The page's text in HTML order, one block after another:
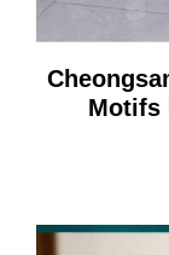
Motifs